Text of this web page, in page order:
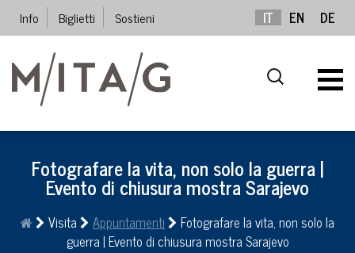
Info Biglietti Sostieni IT EN DE
Fotografare la vita, non solo la guerra |
Evento di chiusura mostra Sarajevo
Visita Appuntamenti
Fotografare la vita, non solo la
guerra | Evento di chiusura mostra Sarajevo